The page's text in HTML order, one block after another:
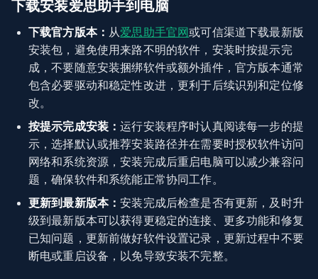
下载安装爱思助手到电脑
下载官方版本： 从爱思助手官网或可信渠道下载最新版
安装包，避免使用来路不明的软件，安装时按提示完
成，不要随意安装捆绑软件或额外插件，官方版本通常
包含必要驱动和稳定性改进，更利于后续识别和定位修
改。
按提示完成安装：运行安装程序时认真阅读每一步的提
示，选择默认或推荐安装路径并在需要时授权软件访问
网络和系统资源，安装完成后重启电脑可以减少兼容问
题，确保软件和系统能正常协同工作。
更新到最新版本：安装完成后检查是否有更新，及时升
级到最新版本可以获得更稳定的连接、更多功能和修复
已知问题，更新前做好软件设置记录，更新过程中不要
断电或重启设备，以免导致安装不完整。